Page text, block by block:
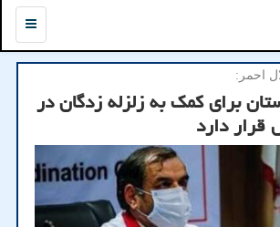
منو
احمر:
احمر 6 استان برای كمك به زلزله زدگان در
قرار دارد